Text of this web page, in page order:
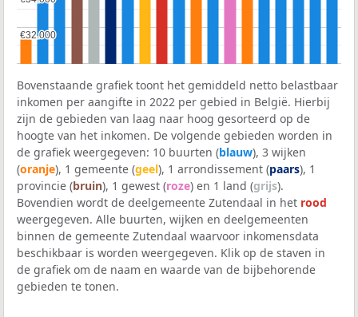
€32.000
€32.000
Bovenstaande grafiek toont het gemiddeld netto belastbaar
inkomen per aangifte in 2022 per gebied in België. Hierbij
zijn de gebieden van laag naar hoog gesorteerd op de
hoogte van het inkomen. De volgende gebieden worden in
de grafiek weergegeven: 10 buurten (blauw), 3 wijken
(oranje), 1 gemeente (geel), 1 arrondissement (paars), 1
provincie (bruin), 1 gewest (roze) en 1 land (grijs).
Bovendien wordt de deelgemeente Zutendaal in het rood
weergegeven. Alle buurten, wijken en deelgemeenten
binnen de gemeente Zutendaal waarvoor inkomensdata
beschikbaar is worden weergegeven. Klik op de staven in
de grafiek om de naam en waarde van de bijbehorende
gebieden te tonen.